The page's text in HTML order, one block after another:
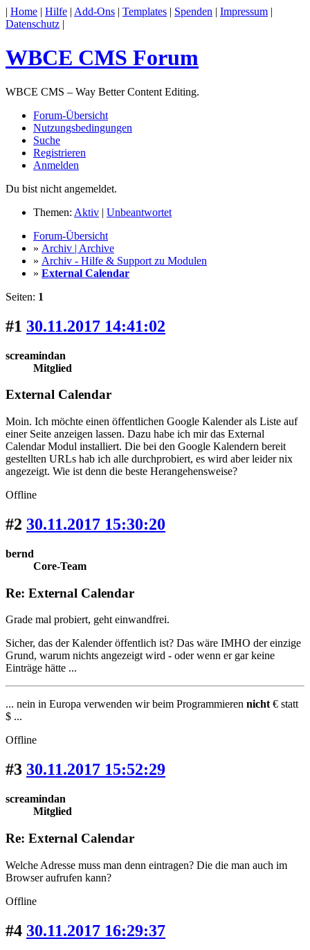
| Home | Hilfe | Add-Ons | Templates | Spenden | Impressum |
Datenschutz |
WBCE CMS Forum
WBCE CMS – Way Better Content Editing.
Forum-Übersicht
Nutzungsbedingungen
Suche
Registrieren
Anmelden
Du bist nicht angemeldet.
Themen: Aktiv | Unbeantwortet
Forum-Übersicht
» Archiv | Archive
» Archiv - Hilfe & Support zu Modulen
» External Calendar
Seiten: 1
#1 30.11.2017 14:41:02
screamindan
Mitglied
External Calendar
Moin. Ich möchte einen öffentlichen Google Kalender als Liste auf
einer Seite anzeigen lassen. Dazu habe ich mir das External
Calendar Modul installiert. Die bei den Google Kalendern bereit
gestellten URLs hab ich alle durchprobiert, es wird aber leider nix
angezeigt. Wie ist denn die beste Herangehensweise?
Offline
#2 30.11.2017 15:30:20
bernd
Core-Team
Re: External Calendar
Grade mal probiert, geht einwandfrei.
Sicher, das der Kalender öffentlich ist? Das wäre IMHO der einzige
Grund, warum nichts angezeigt wird - oder wenn er gar keine
Einträge hätte ...
... nein in Europa verwenden wir beim Programmieren nicht € statt
$ ...
Offline
#3 30.11.2017 15:52:29
screamindan
Mitglied
Re: External Calendar
Welche Adresse muss man denn eintragen? Die die man auch im
Browser aufrufen kann?
Offline
#4 30.11.2017 16:29:37